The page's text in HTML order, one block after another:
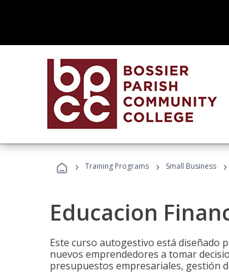
› Training Programs › Small Business ›
Educacion
Este curso autogestivo está diseñado
nuevos emprendedores a tomar
presupuestos empresariales, gestión